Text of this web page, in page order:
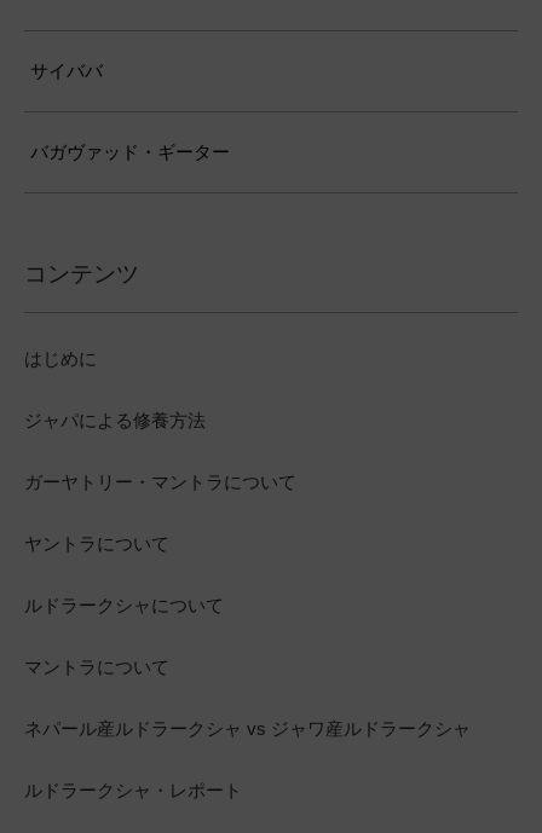
サイババ
バガヴァッド・ギーター
コンテンツ
はじめに
ジャパによる修養方法
ガーヤトリー・マントラについて
ヤントラについて
ルドラークシャについて
マントラについて
ネパール産ルドラークシャ vs ジャワ産ルドラークシャ
ルドラークシャ・レポート